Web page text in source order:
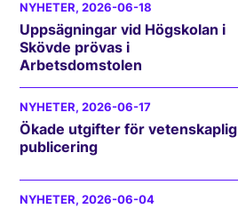
NYHETER, 2026-06-18
Uppsägningar vid Högskolan i
Skövde prövas i
Arbetsdomstolen
NYHETER, 2026-06-17
Ökade utgifter för vetenskaplig
publicering
NYHETER, 2026-06-04